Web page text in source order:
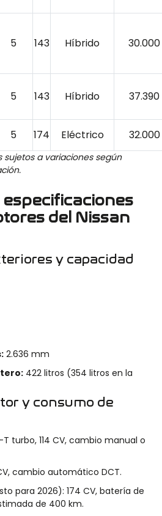
5 143 Híbrido 30.000
5 143 Híbrido 37.390
5 174 Eléctrico 32.000
sujetos a variaciones según
especificaciones
del Nissan
y capacidad
2.636 mm
422 litros (354 litros en la
y consumo de
T turbo, 114 CV, cambio manual o
cambio automático DCT.
para 2026): 174 CV, batería de
de 400 km.